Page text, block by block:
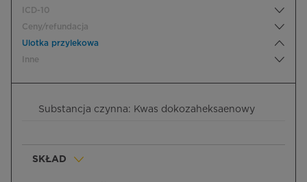
ICD-10
Ceny/refundacja
Ulotka przylekowa
Inne
Substancja czynna: Kwas dokozaheksaenowy
SKŁAD